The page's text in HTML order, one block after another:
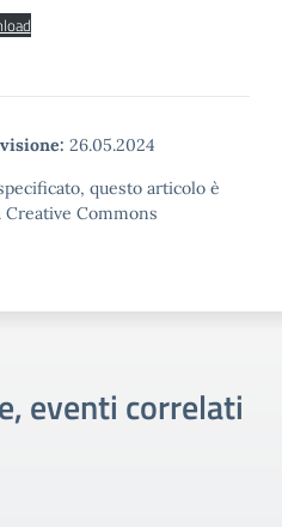
26.05.2024
questo articolo è
Commons
eventi correlati